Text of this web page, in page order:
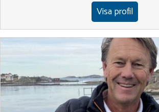
Visa profil